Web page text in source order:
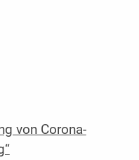
von Corona-